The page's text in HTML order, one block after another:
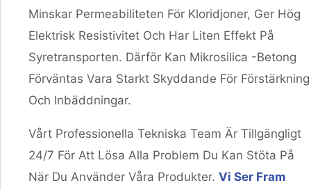
Minskar Permeabiliteten För Kloridjoner, Ger Hög
Elektrisk Resistivitet Och Har Liten Effekt På
Syretransporten. Därför Kan Mikrosilica -betong
Förväntas Vara Starkt Skyddande För Förstärkning
Och Inbäddningar.
Vårt Professionella Tekniska Team Är Tillgängligt
24/7 För Att Lösa Alla Problem Du Kan Stöta På
När Du Använder Våra Produkter. Vi Ser Fram